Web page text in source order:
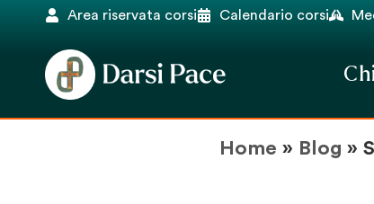
Area riservata corsi Calendario corsi
Home » Blog »